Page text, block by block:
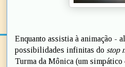
Enquanto assistia à animação -
possibilidades infinitas do stop
Turma da Mônica (um simpático